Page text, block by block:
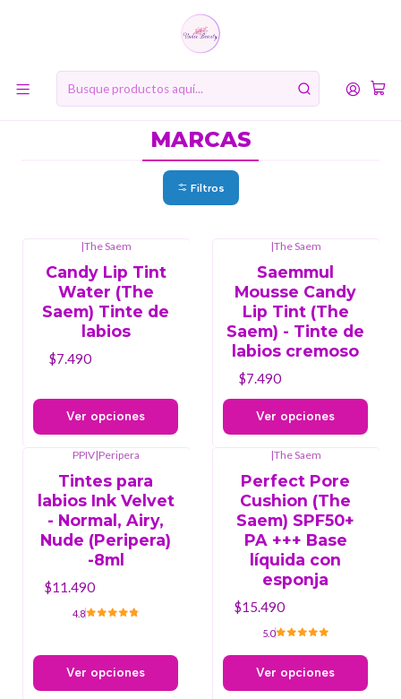
10% de descuento en tu primera compra online. Código: BIENVENIDA10
MARCAS
Filtros
|The Saem
Candy Lip Tint
Water (The
Saem) Tinte de
labios
$7.490
Ver opciones
|The Saem
Saemmul
Mousse Candy
Lip Tint (The
Saem) - Tinte de
labios cremoso
$7.490
Ver opciones
PPIV|Peripera
Tintes para
labios Ink Velvet
- Normal, Airy,
Nude (Peripera)
-8ml
$11.490
4.8
Ver opciones
|The Saem
Perfect Pore
Cushion (The
Saem) SPF50+
PA +++ Base
líquida con
esponja
$15.490
5.0
Ver opciones